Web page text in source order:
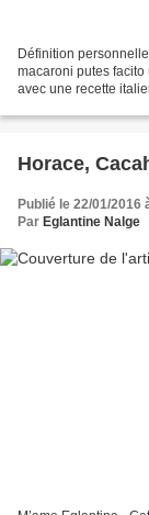
Définition
macaroni putes facito
avec une recette
Horace,
Publié le 22/01/2016
Par Eglantine Nalge